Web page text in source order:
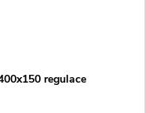
regulace